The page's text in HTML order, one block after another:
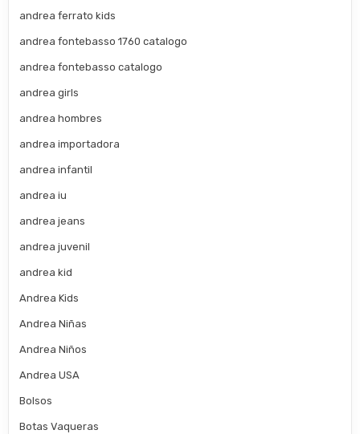
andrea ferrato kids
andrea fontebasso 1760 catalogo
andrea fontebasso catalogo
andrea girls
andrea hombres
andrea importadora
andrea infantil
andrea iu
andrea jeans
andrea juvenil
andrea kid
Andrea Kids
Andrea Niñas
Andrea Niños
Andrea USA
Bolsos
Botas Vaqueras